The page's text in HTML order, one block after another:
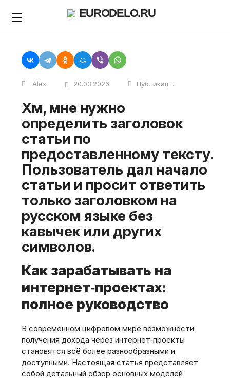
EURODELO.RU
Alex 20.03.2026 Публикации
Хм, мне нужно
определить заголовок
статьи по
предоставленному тексту.
Пользователь дал начало
статьи и просит ответить
только заголовком на
русском языке без
кавычек или других
символов.
Как зарабатывать на
интернет‑проектах:
полное руководство
В современном цифровом мире возможности
получения дохода через интернет‑проекты
становятся всё более разнообразными и
доступными. Настоящая статья представляет
собой детальный обзор основных моделей